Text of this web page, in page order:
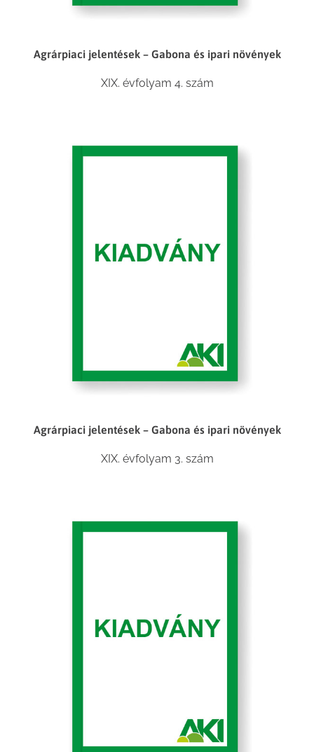
Agrárpiaci jelentések – Gabona és ipari növények
XIX. évfolyam 4. szám
Agrárpiaci jelentések – Gabona és ipari növények
XIX. évfolyam 3. szám